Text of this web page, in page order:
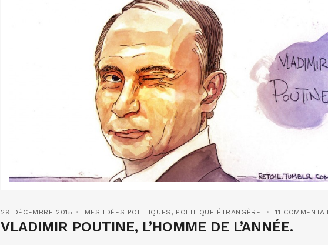
29 DÉCEMBRE 2015 MES IDÉES POLITIQUES , POLITIQUE ÉTRANGÈRE 11
VLADIMIR POUTINE, L’HOMME DE L’ANNÉE.